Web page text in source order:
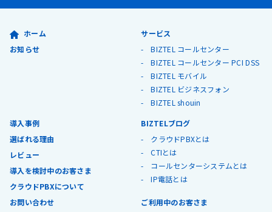
ホーム
お知らせ
サービス
BIZTEL コールセンター
BIZTEL コールセンター PCI DSS
BIZTEL モバイル
BIZTEL ビジネスフォン
BIZTEL shouin
導入事例
選ばれる理由
レビュー
導入を検討中のお客さま
クラウドPBXについて
BIZTELブログ
クラウドPBXとは
CTIとは
コールセンターシステムとは
IP電話とは
お問い合わせ
ご利用中のお客さま